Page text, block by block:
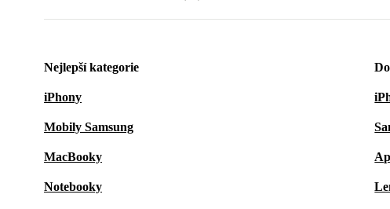
Nejlepší kategorie
iPhony
Mobily Samsung
MacBooky
Notebooky